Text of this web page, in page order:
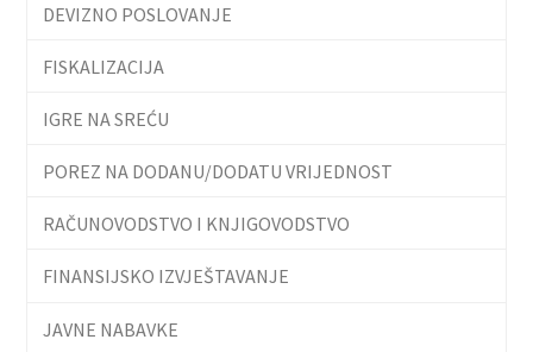
DEVIZNO POSLOVANJE
FISKALIZACIJA
IGRE NA SREĆU
POREZ NA DODANU/DODATU VRIJEDNOST
RAČUNOVODSTVO I KNJIGOVODSTVO
FINANSIJSKO IZVJEŠTAVANJE
JAVNE NABAVKE